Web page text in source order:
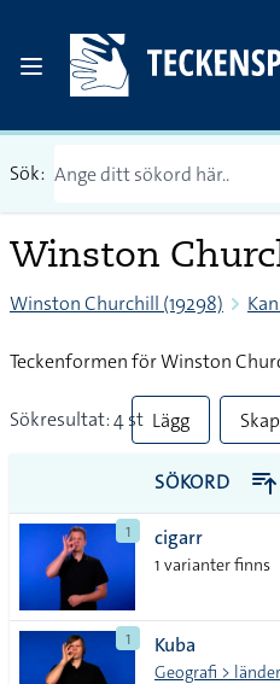
Sök:
Winston
Winston Churchill (19298)
Teckenformen för Winston
Sökresultat: 4 st Lägg
till
alla i
lista
PDF
SÖKORD
1 cigarr
1 varianter finns
1 Kuba
Geografi >